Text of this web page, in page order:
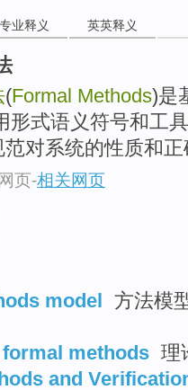
专业释义 英英释义
(Formal Methods)是
形式语义符号和工
对系统的性质和
页-相关网页
model
方法模
methods 理
and